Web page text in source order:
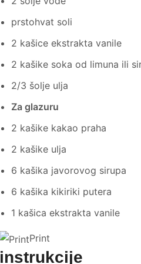
prstohvat soli
2 kašice ekstrakta vanile
2 kašike soka od limuna ili
2/3 šolje ulja
Za glazuru
2 kašike kakao praha
2 kašike ulja
6 kašika javorovog sirupa
6 kašika kikiriki putera
1 kašica ekstrakta vanile
Print
instrukcije